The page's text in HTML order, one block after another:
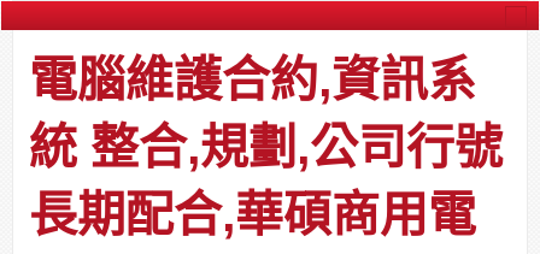
電腦維護合約,資訊系
統 整合,規劃,公司行號
長期配合,華碩商用電